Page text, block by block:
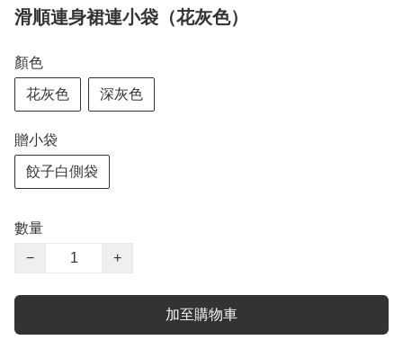
滑順連身裙連小袋（花灰色）
顏色
花灰色 深灰色
贈小袋
餃子白側袋
數量
−
+
加至購物車